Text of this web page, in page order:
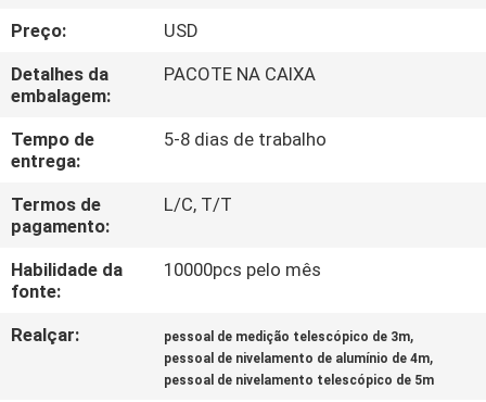
CONTROLE
DA
QUALIDADE
CONTACTE-
NOS
NOTÍCIA
CASOS
Preço:
USD
Detalhes da
embalagem:
PACOTE NA CAIXA
Tempo de
entrega:
5-8 dias de trabalho
Termos de
pagamento:
L/C, T/T
Habilidade da
fonte:
10000pcs pelo mês
Realçar: pessoal de medição telescópico de 3m,
pessoal de nivelamento de alumínio de 4m,
pessoal de nivelamento telescópico de 5m